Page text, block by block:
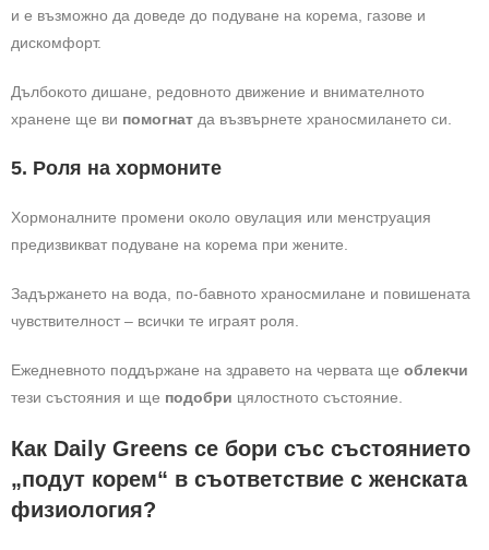
и е възможно да доведе до подуване на корема, газове и
дискомфорт.
Дълбокото дишане, редовното движение и внимателното
хранене ще ви помогнат да възвърнете храносмилането си.
5. Роля на хормоните
Хормоналните промени около овулация или менструация
предизвикват подуване на корема при жените.
Задържането на вода, по-бавното храносмилане и повишената
чувствителност – всички те играят роля.
Ежедневното поддържане на здравето на червата ще облекчи
тези състояния и ще подобри цялостното състояние.
Как Daily Greens се бори със състоянието
„подут корем“ в съответствие с женската
физиология?